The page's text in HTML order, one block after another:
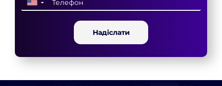
▼
Надіслати